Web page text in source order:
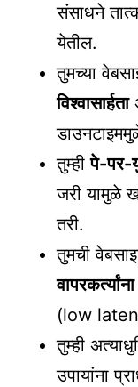
संसाधने
येतील.
तुमच्या
विश्वासार्हता
तुम्हीपे-पर-
जरी यामुळे
तरी.
तुमची
वापरकर्त्यांना
(low
तुम्ही
उपायांना